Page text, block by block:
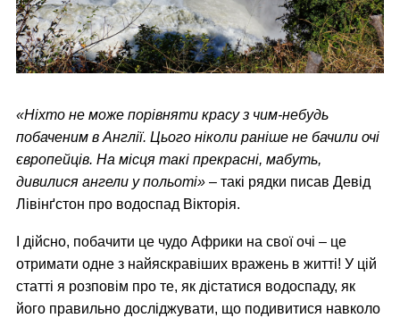
«Ніхто не може порівняти красу з чим-небудь
побаченим в Англії. Цього ніколи раніше не бачили очі
європейців. На місця такі прекрасні, мабуть,
дивилися ангели у польоті» – такі рядки писав Девід
Лівінґстон про водоспад Вікторія.
І дійсно, побачити це чудо Африки на свої очі – це
отримати одне з найяскравіших вражень в житті! У цій
статті я розповім про те, як дістатися водоспаду, як
його правильно досліджувати, що подивитися навколо